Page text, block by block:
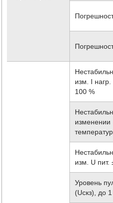
изм. I нагр.
100 %
изменении
изм. U пит.
Уровень
(Uскз), до